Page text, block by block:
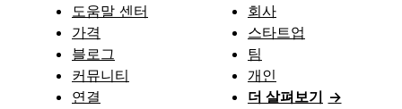
도움말 센터
가격
블로그
커뮤니티
연결
회사
스타트업
팀
개인
더 살펴보기 →